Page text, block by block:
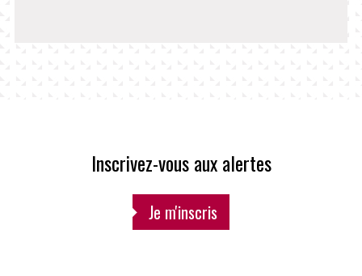
Inscrivez-vous aux alertes
Je m'inscris